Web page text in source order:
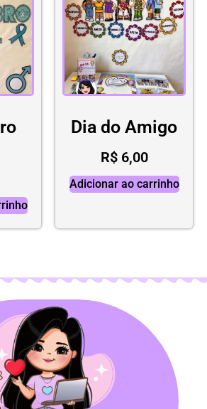
Dia do Amigo
R$6,00
Adicionar ao carrinho